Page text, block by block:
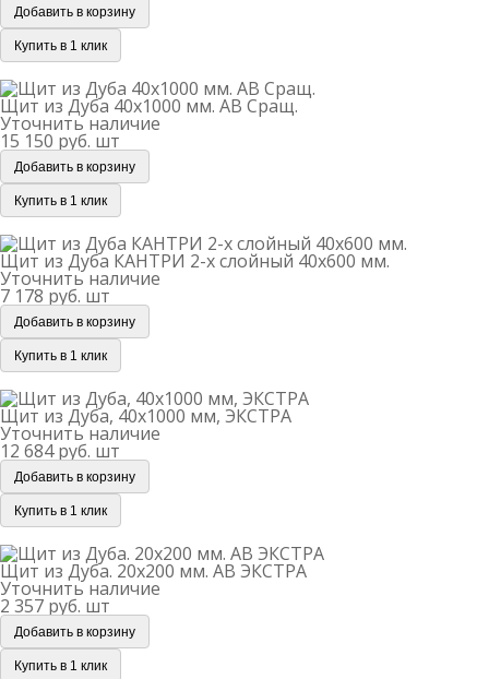
Добавить в корзину
Купить в 1 клик
Щит из Дуба 40х1000 мм. АВ Сращ.
Уточнить наличие
15 150 руб. шт
Добавить в корзину
Купить в 1 клик
Щит из Дуба КАНТРИ 2-х слойный 40х600 мм.
Уточнить наличие
7 178 руб. шт
Добавить в корзину
Купить в 1 клик
Щит из Дуба, 40х1000 мм, ЭКСТРА
Уточнить наличие
12 684 руб. шт
Добавить в корзину
Купить в 1 клик
Щит из Дуба. 20х200 мм. AB ЭКСТРА
Уточнить наличие
2 357 руб. шт
Добавить в корзину
Купить в 1 клик